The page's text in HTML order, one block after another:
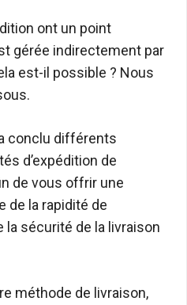
ont un point
gérée indirectement par
est-il possible ? Nous
conclu différents
d’expédition de
de vous offrir une
de la rapidité de
la sécurité de la livraison
méthode de livraison,